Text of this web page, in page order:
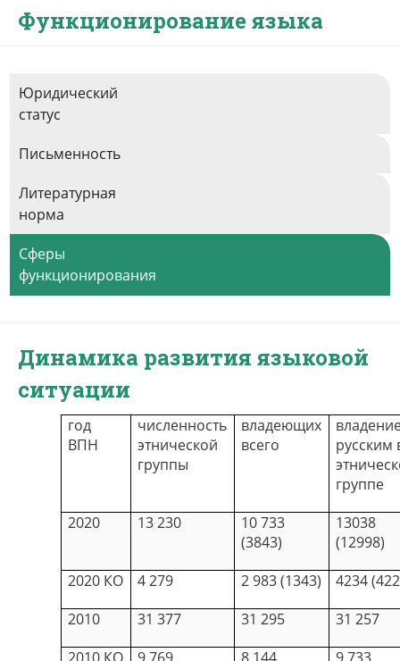
немецкий) и славянских (украинский,
только 48,3% респондентов признали себя
литовцами; 37,7% по идентичности считают себя
русскими литовского происхождения. При этом
большинство опрошенных утверждали, что все
общения для них является русский.
Функционирование языка
Юридический
статус
Письменность
Литературная
норма
Сферы
функционирования
Динамика развития языковой
ситуации
год
ВПН
численность
этнической
группы
владеющих
всего
русским
группе
2020
13 230
10 733
(3843)
13038
(12998)
2020 КО
4 279 2 983 (1343)
4234
2010
31 377 31 295
31 257